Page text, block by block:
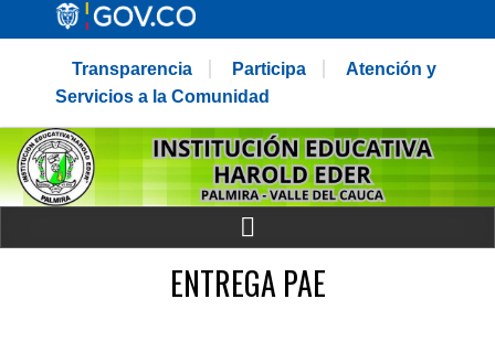
Transparencia Participa
Atención y
Servicios a la Comunidad
ENTREGA PAE